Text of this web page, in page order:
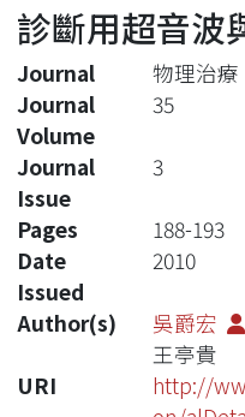
Statistics
診斷用超音波
Journal
物理治療
Journal
Volume
35
Journal
Issue
3
Pages
188-193
Date
Issued
2010
Author(s)
吳爵宏
王亭貴
URI
http://